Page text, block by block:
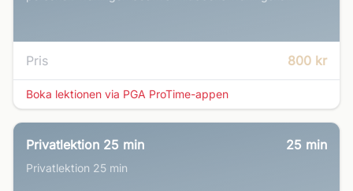
Pris 800 kr
Boka lektionen via PGA ProTime-appen
Privatlektion 25 min 25 min
Privatlektion 25 min